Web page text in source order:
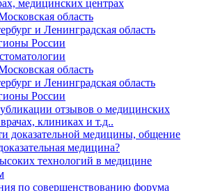
медицинских центрах
область
и Ленинградская область
России
область
и Ленинградская область
России
отзывов о медицинских
клиниках и т.д..
доказательной медицины, общение
медицина?
технологий в медицине
по совершенствованию форума